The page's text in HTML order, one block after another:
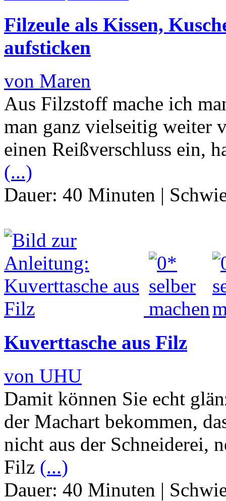
Filzeule als Kissen,
aufsticken
von Maren
Aus Filzstoff mache ich
man ganz vielseitig weiter
einen Reißverschluss ein,
(...)
Dauer: 40 Minuten |
Kuverttasche aus Filz
von UHU
Damit können Sie echt
der Machart bekommen,
nicht aus der Schneiderei,
Filz (...)
Dauer: 40 Minuten |